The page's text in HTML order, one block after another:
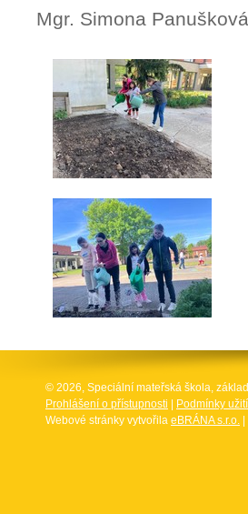
Mgr. Simona Panušková
© 2026, Speciální mateřská škola,
Prohlášení o přístupnosti
Podmínky užití
Webové stránky vytvořila eBRÁNA s.r.o.